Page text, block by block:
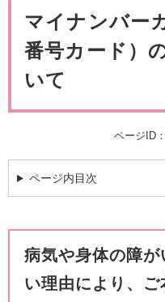
マイナンバー
番号カード）
いて
ページID
ページ内目次
病気や身体の障
い理由により、